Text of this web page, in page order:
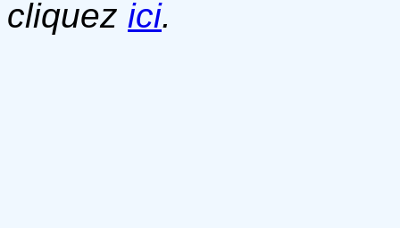
cliquez ici.